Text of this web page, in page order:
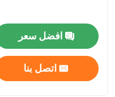
افضل سعر
اتصل بنا